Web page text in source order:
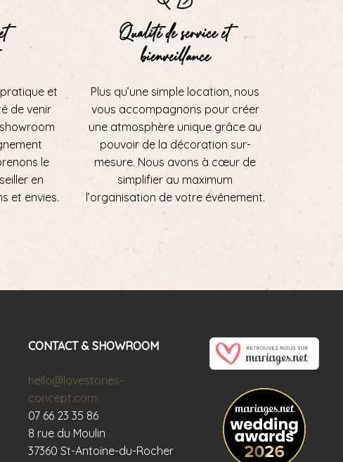
et
de venir
le
en
et envies.
Qualité de service et
bienveillance
Plus qu’une simple location, nous
vous accompagnons pour créer
une atmosphère unique grâce au
pouvoir de la décoration sur-
mesure. Nous avons à cœur de
simplifier au maximum
l’organisation de votre événement.
CONTACT & SHOWROOM
hello@lovestories-
concept.com
07 66 23 35 86
8 rue du Moulin
37360 St-Antoine-du-Rocher